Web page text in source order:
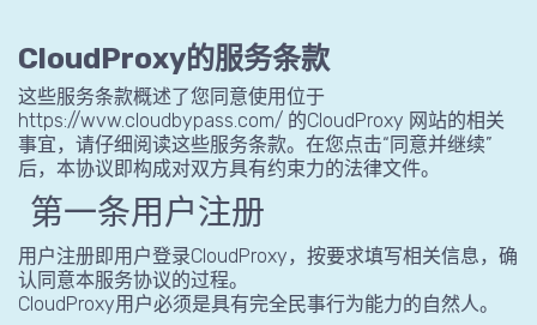
CloudProxy的服务条款
这些服务条款概述了您同意使用位于
https://wvw.cloudbypass.com/ 的CloudProxy 网站的相关
事宜，请仔细阅读这些服务条款。在您点击“同意并继续”
后，本协议即构成对双方具有约束力的法律文件。
第一条用户注册
用户注册即用户登录CloudProxy，按要求填写相关信息，确
认同意本服务协议的过程。
CloudProxy用户必须是具有完全民事行为能力的自然人。